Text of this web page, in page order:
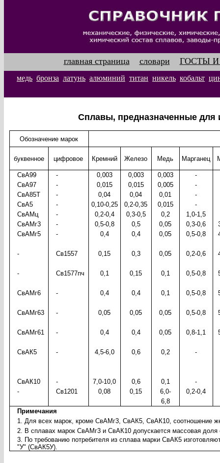
главная страница словари ГОСТЫ
медь бронза латунь алюминий титан никель кобальт
Сплавы, предназначенные для
Обозначение марок
буквенное цифровое Кремний Железо Медь Марганец
СвА99 - 0,003 0,003 0,003
-
СвА97
- 0,015 0,015 0,005
-
СвА85Т
- 0,04 0,04 0,01
-
СвА5
- 0,10-0,25 0,2-0,35 0,015
-
СвАМц
- 0,2-0,4 0,3-0,5 0,2
1,0-1,5
СвАМг3
- 0,5-0,8 0,5 0,05 0,3-0,6
СвАМг5
- 0,4 0,4 0,05 0,5-0,8
- Св1557 0,15 0,3 0,05 0,2-0,6
- Св1577пч 0,1 0,15 0,1 0,5-0,8
СвАМг6 - 0,4 0,4 0,1 0,5-0,8
СвАМг63 - 0,05 0,05 0,05 0,5-0,8
СвАМг61 - 0,4 0,4 0,05 0,8-1,1
СвАК5 - 4,5-6,0 0,6 0,2 -
СвАК10 - 7,0-10,0 0,6 0,1
-
-
Св1201 0,08 0,15 6,0-
0,2-0,4
6,8
Примечания
1. Для всех марок, кроме СвАМг3, СвАК5, СвАК10, соотношение
2. В сплавах марок СвАМг3 и СвАК10 допускается массовая доля
3. По требованию потребителя из сплава марки СвАК5
"У" (СвАК5У).